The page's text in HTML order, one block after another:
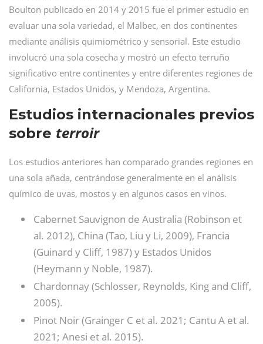
Boulton publicado en 2014 y 2015 fue el primer estudio en
evaluar una sola variedad, el Malbec, en dos continentes
mediante análisis quimiométrico y sensorial. Este estudio
involucró una sola cosecha y mostró un efecto terruño
significativo entre continentes y entre diferentes regiones de
California, Estados Unidos, y Mendoza, Argentina.
Estudios internacionales previos
sobre terroir
Los estudios anteriores han comparado grandes regiones en
una sola añada, centrándose generalmente en el análisis
químico de uvas, mostos y en algunos casos en vinos.
Cabernet Sauvignon de Australia (Robinson et
al. 2012), China (Tao, Liu y Li, 2009), Francia
(Guinard y Cliff, 1987) y Estados Unidos
(Heymann y Noble, 1987).
Chardonnay (Schlosser, Reynolds, King and Cliff,
2005).
Pinot Noir (Grainger C et al. 2021; Cantu A et al.
2021; Anesi et al. 2015).